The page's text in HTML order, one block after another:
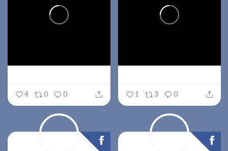
4 0 0 1 3 0